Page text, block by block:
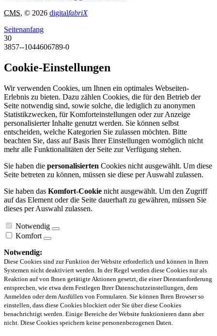
CMS, © 2026 digitalfabriX
Seitenanfang
30
3857--1044606789-0
Cookie-Einstellungen
Wir verwenden Cookies, um Ihnen ein optimales Webseiten-
Erlebnis zu bieten. Dazu zählen Cookies, die für den Betrieb der
Seite notwendig sind, sowie solche, die lediglich zu anonymen
Statistikzwecken, für Komforteinstellungen oder zur Anzeige
personalisierter Inhalte genutzt werden. Sie können selbst
entscheiden, welche Kategorien Sie zulassen möchten. Bitte
beachten Sie, dass auf Basis Ihrer Einstellungen womöglich nicht
mehr alle Funktionalitäten der Seite zur Verfügung stehen.
Sie haben die personalisierten Cookies nicht ausgewählt. Um diese
Seite betreten zu können, müssen sie diese per Auswahl zulassen.
Sie haben das Komfort-Cookie nicht ausgewählt. Um den Zugriff
auf das Element oder die Seite dauerhaft zu gewähren, müssen Sie
dieses per Auswahl zulassen.
Notwendig
Komfort
Notwendig:
Diese Cookies sind zur Funktion der Website erforderlich und können in Ihren
Systemen nicht deaktiviert werden. In der Regel werden diese Cookies nur als
Reaktion auf von Ihnen getätigte Aktionen gesetzt, die einer Dienstanforderung
entsprechen, wie etwa dem Festlegen Ihrer Datenschutzeinstellungen, dem
Anmelden oder dem Ausfüllen von Formularen. Sie können Ihren Browser so
einstellen, dass diese Cookies blockiert oder Sie über diese Cookies
benachrichtigt werden. Einige Bereiche der Website funktionieren dann aber
nicht. Diese Cookies speichern keine personenbezogenen Daten.